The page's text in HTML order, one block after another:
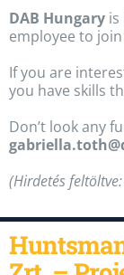
DAB Hungary
employee to
If you are
you have skills
Don’t look any
(Hirdetés